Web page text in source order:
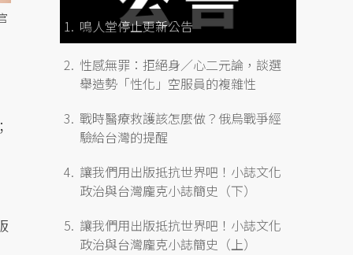
鳴人堂停止更新公告
性感無罪：拒絕身／心二元論，談選
舉造勢「性化」空服員的複雜性
戰時醫療救護該怎麼做？俄烏戰爭經
驗給台灣的提醒
讓我們用出版抵抗世界吧！小誌文化
政治與台灣龐克小誌簡史（下）
讓我們用出版抵抗世界吧！小誌文化
政治與台灣龐克小誌簡史（上）